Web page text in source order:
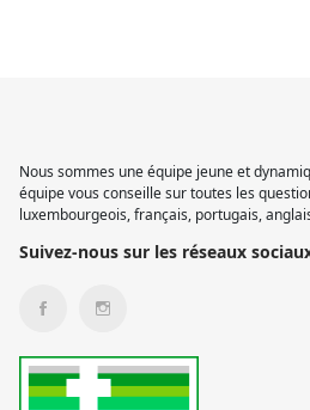
Nous sommes une équipe jeune et
équipe vous conseille sur toutes les
luxembourgeois, français, portugais,
Suivez-nous sur les réseaux